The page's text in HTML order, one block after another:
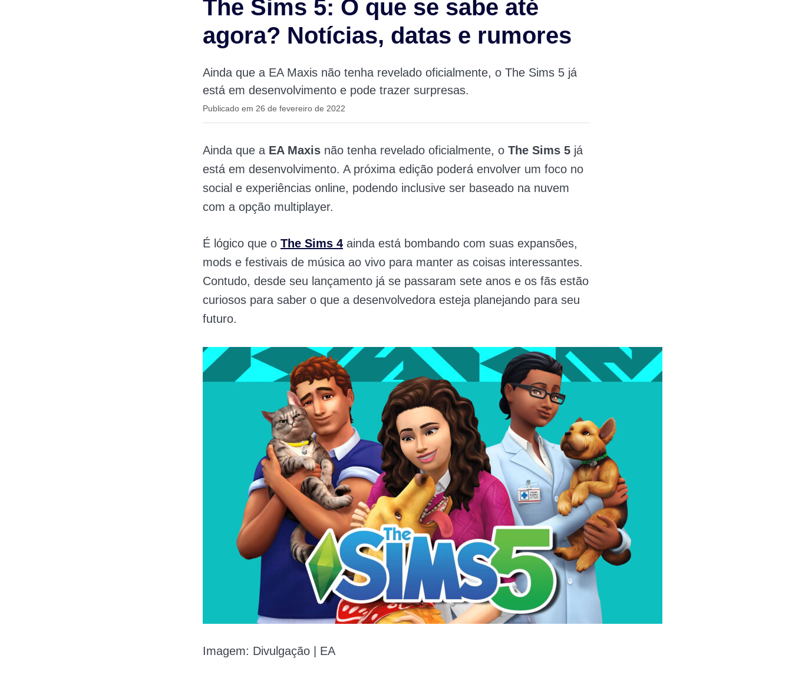
The Sims 5: O que se sabe até
agora? Notícias, datas e rumores
Ainda que a EA Maxis não tenha revelado oficialmente, o The Sims 5 já
está em desenvolvimento e pode trazer surpresas.
Publicado em 26 de fevereiro de 2022
Ainda que a EA Maxis não tenha revelado oficialmente, o The Sims 5 já
está em desenvolvimento. A próxima edição poderá envolver um foco no
social e experiências online, podendo inclusive ser baseado na nuvem
com a opção multiplayer.
É lógico que o The Sims 4 ainda está bombando com suas expansões,
mods e festivais de música ao vivo para manter as coisas interessantes.
Contudo, desde seu lançamento já se passaram sete anos e os fãs estão
curiosos para saber o que a desenvolvedora esteja planejando para seu
futuro.
Imagem: Divulgação | EA